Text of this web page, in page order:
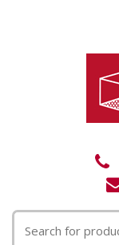
por: